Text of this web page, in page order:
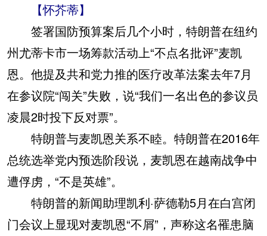
【怀芥蒂】
签署国防预算案后几个小时，特朗普在纽约
州尤蒂卡市一场筹款活动上“不点名批评”麦凯
恩。他提及共和党力推的医疗改革法案去年7月
在参议院“闯关”失败，说“我们一名出色的参议员
凌晨2时投下反对票”。
特朗普与麦凯恩关系不睦。特朗普在2016年
总统选举党内预选阶段说，麦凯恩在越南战争中
遭俘虏，“不是英雄”。
特朗普的新闻助理凯利·萨德勒5月在白宫闭
门会议上显现对麦凯恩“不屑”，声称这名罹患脑